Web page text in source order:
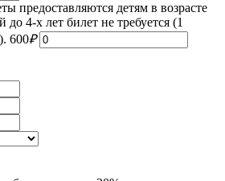
предоставляются детям в возрасте
до 4-х лет билет не требуется (1
600₽